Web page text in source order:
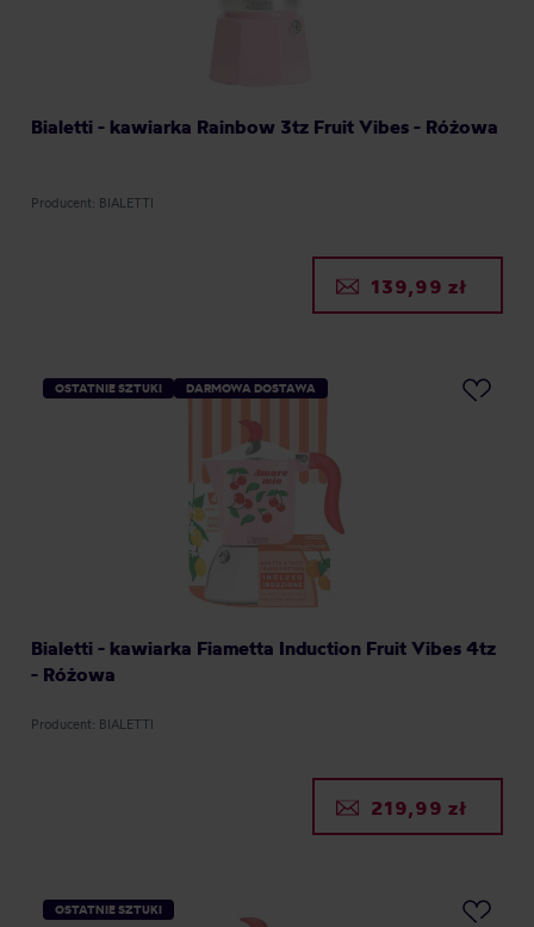
Bialetti - kawiarka Rainbow 3tz Fruit Vibes - Różowa
Producent: BIALETTI
139,99 zł
OSTATNIE SZTUKI DARMOWA DOSTAWA
Bialetti - kawiarka Fiametta Induction Fruit Vibes 4tz
- Różowa
Producent: BIALETTI
219,99 zł
OSTATNIE SZTUKI